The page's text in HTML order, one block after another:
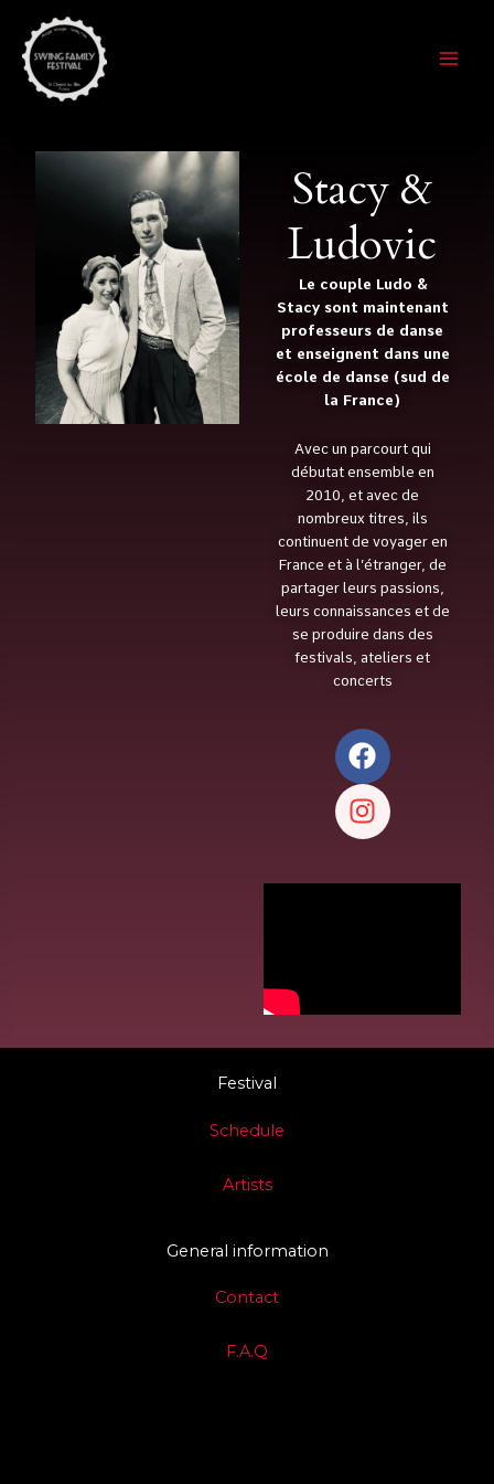
content
Stacy &
Ludovic
Le couple Ludo &
Stacy sont maintenant
professeurs de danse
et enseignent dans une
école de danse (sud de
la France)
Avec un parcourt qui
débutat ensemble en
2010, et avec de
nombreux titres, ils
continuent de voyager en
France et à l’étranger, de
partager leurs passions,
leurs connaissances et de
se produire dans des
festivals, ateliers et
concerts
F
a
c
e
o
I
n
t
m
Festival
Schedule
Artists
General information
Contact
F.A.Q